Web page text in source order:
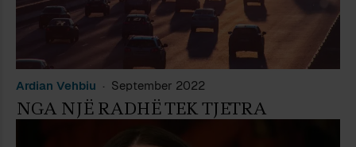
Ardian Vehbiu September 2022
NGA NJË RADHË TEK TJETRA